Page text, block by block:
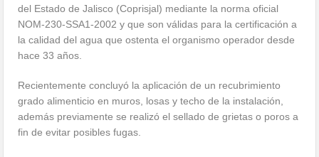
del Estado de Jalisco (Coprisjal) mediante la norma oficial
NOM-230-SSA1-2002 y que son válidas para la certificación a
la calidad del agua que ostenta el organismo operador desde
hace 33 años.
Recientemente concluyó la aplicación de un recubrimiento
grado alimenticio en muros, losas y techo de la instalación,
además previamente se realizó el sellado de grietas o poros a
fin de evitar posibles fugas.